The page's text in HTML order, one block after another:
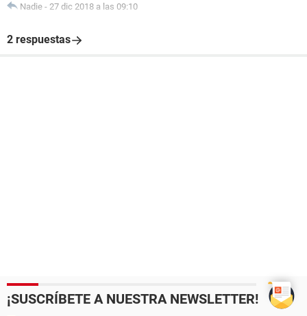
Nadie - 27 dic 2018 a las 09:10
2 respuestas
¡SUSCRÍBETE A NUESTRA NEWSLETTER!